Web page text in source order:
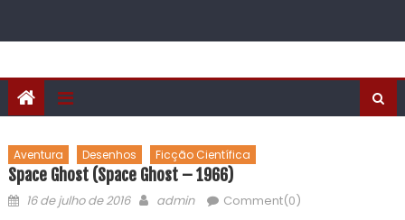
Aventura Desenhos Ficção Científica
Space Ghost (Space Ghost – 1966)
16 de julho de 2016 admin Comment(0)